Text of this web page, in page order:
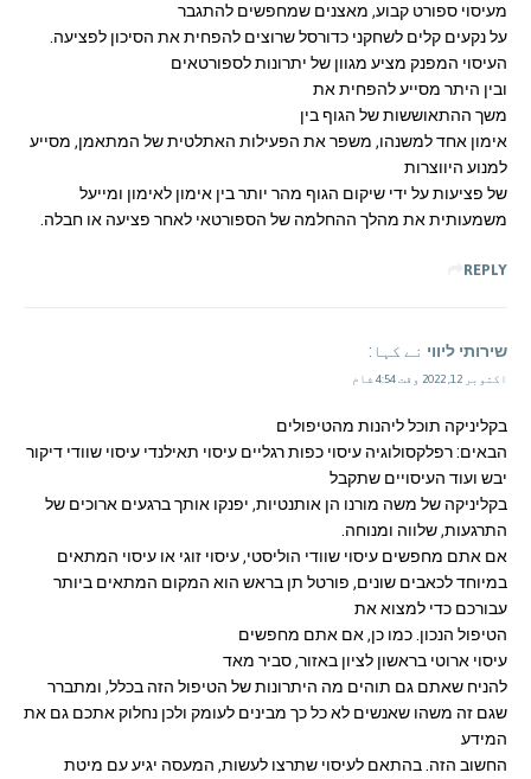
מעיסוי ספורט קבוע, מאצנים שמחפשים להתגבר
על נקעים קלים לשחקני כדורסל שרוצים להפחית את הסיכון לפציעה.
העיסוי המפנק מציע מגוון של יתרונות לספורטאים
ובין היתר מסייע להפחית את
משך ההתאוששות של הגוף בין
אימון אחד למשנהו, משפר את הפעילות האתלטית של המתאמן, מסייע
למנוע היווצרות
של פציעות על ידי שיקום הגוף מהר יותר בין אימון לאימון ומייעל
משמעותית את מהלך ההחלמה של הספורטאי לאחר פציעה או חבלה.
REPLY
שירותי ליווי نے کہا:
اکتوبر 12, 2022 وقت 4:54 شام
בקליניקה תוכל ליהנות מהטיפולים
הבאים: רפלקסולוגיה עיסוי כפות רגליים עיסוי תאילנדי עיסוי שוודי דיקור
יבש ועוד העיסויים שתקבל
בקליניקה של משה מורנו הן אותנטיות, יפנקו אותך ברגעים ארוכים של
התרגעות, שלווה ומנוחה.
אם אתם מחפשים עיסוי שוודי הוליסטי, עיסוי זוגי או עיסוי המתאים
במיוחד לכאבים שונים, פורטל תן בראש הוא המקום המתאים ביותר
עבורכם כדי למצוא את
הטיפול הנכון. כמו כן, אם אתם מחפשים
עיסוי ארוטי בראשון לציון באזור, סביר מאד
להניח שאתם גם תוהים מה היתרונות של הטיפול הזה בכלל, ומתברר
שגם זה משהו שאנשים לא כל כך מבינים לעומק ולכן נחלוק אתכם גם את
המידע
החשוב הזה. בהתאם לעיסוי שתרצו לעשות, המעסה יגיע עם מיטת